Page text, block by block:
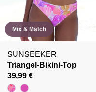
Mix & Match
SUNSEEKER
Triangel-Bikini-Top
39,99 €